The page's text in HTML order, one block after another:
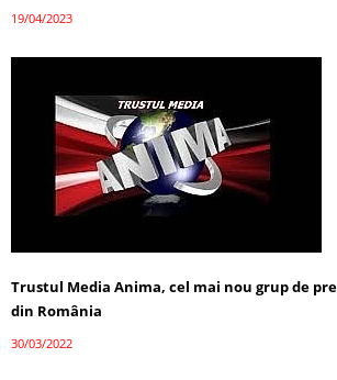
19/04/2023
Trustul Media Anima, cel mai nou grup de
din România
30/03/2022